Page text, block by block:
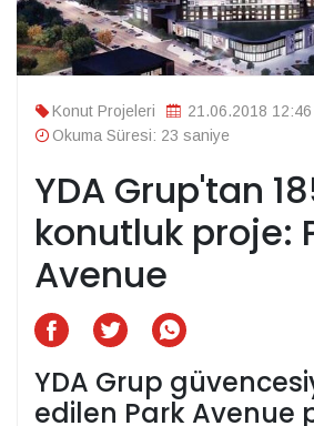
Konut Projeleri
21.06.2018 12:46
Okuma Süresi: 23 saniye
YDA Grup'tan
konutluk proje:
Avenue
YDA Grup
edilen Park Avenue